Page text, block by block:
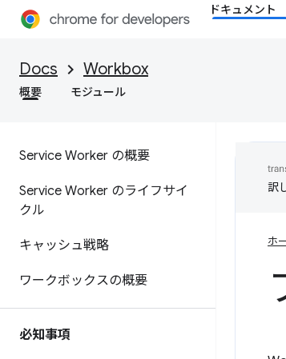
ドキュメント
Docs Workbox
概要 モジュール
Service Worker の概要
Service Worker のライフサイ
クル
キャッシュ戦略
ワークボックスの概要
必知事項
訳
ホ